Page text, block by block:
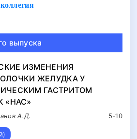
выпуска
ИЗМЕНЕНИЯ
ЖЕЛУДКА У
ГАСТРИТОМ
«НАС»
5-10
А.Д.